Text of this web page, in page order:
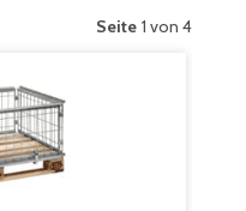
Seite 1 von 4